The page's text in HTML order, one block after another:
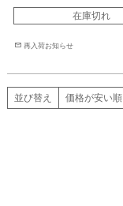
在庫切れ
再入荷お知らせ
並び替え 価格が安い順